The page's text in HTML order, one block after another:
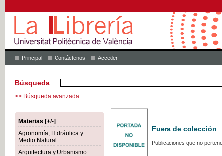
Principal Contáctenos Acceder
Búsqueda
>> Búsqueda avanzada
Materias [+/-]
Agronomía, Hidráulica y
Medio Natural
Arquitectura y Urbanismo
Fuera de colección
Publicaciones que no